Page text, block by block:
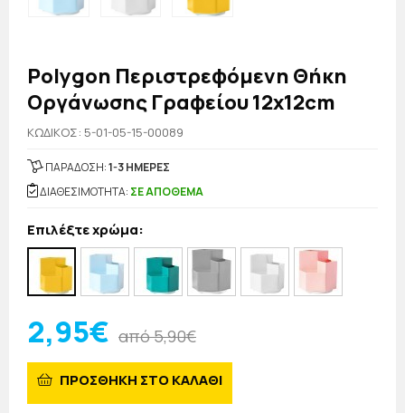
Polygon Περιστρεφόμενη Θήκη
Οργάνωσης Γραφείου 12x12cm
KΩΔΙΚΟΣ: 5-01-05-15-00089
ΠΑΡΑΔΟΣΗ:1-3 ΗΜΕΡΕΣ
ΔΙΑΘΕΣΙΜΟΤΗΤΑ: ΣΕ ΑΠΟΘΕΜΑ
Επιλέξτε χρώμα:
2,95€ από 5,90€
ΠΡΟΣΘΗΚΗ ΣΤΟ ΚΑΛΑΘΙ